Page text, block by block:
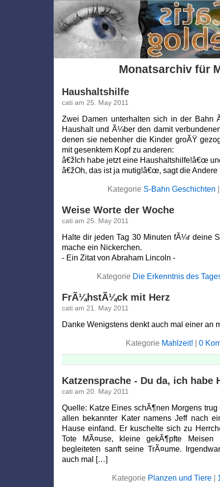
Monatsarchiv für
Haushaltshilfe
cati am 25. May 2011
Zwei Damen unterhalten sich in der Bahn
Haushalt und Ã¼ber den damit
denen sie nebenher die Kinder groÃŸ
mit gesenktem Kopf zu anderen:
â€žIch habe jetzt eine Haushaltshilfe!â€œ
â€žOh, das ist ja mutig!â€œ, sagt die
Kategorie S-Bahn Geschichten
Weise Worte der Woche
cati am 25. May 2011
Halte dir jeden Tag 30 Minuten fÃ¼r deine
mache ein Nickerchen.
- Ein Zitat von Abraham Lincoln -
Kategorie Die Erkenntnis des
FrÃ¼hstÃ¼ck mit Herz
cati am 21. May 2011
Danke Wenigstens denkt auch mal einer an
Kategorie Mahlzeit! 0
Katzensprache - Du da, ich habe
cati am 20. May 2011
Quelle: Katze Eines schÃ¶nen Morgens
allen bekannter Kater namens Jeff nach
Hause einfand. Er kuschelte sich zu
Tote MÃ¤use, kleine gekÃ¶pfte Meisen
begleiteten sanft seine TrÃ¤ume.
auch mal […]
Kategorie Planzen und Tiere|